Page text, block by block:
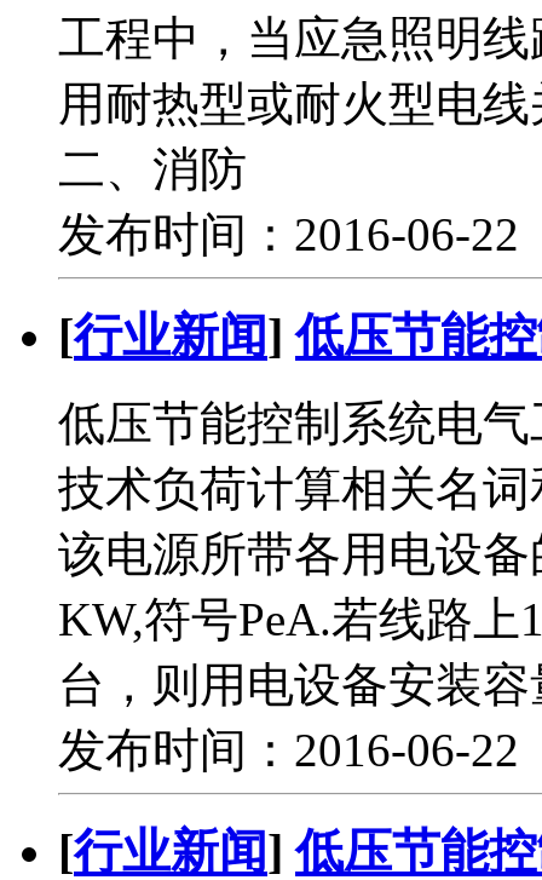
工程中，当应急照明
用耐热型或耐火型电
二、消防
发布时间：2016-06-
[行业新闻]低压节能
低压节能控制系统电
技术负荷计算相关名
该电源所带各用电设
KW,符号PeA.若线路上
台，则用电设备安装容
发布时间：2016-06-
[行业新闻]低压节能